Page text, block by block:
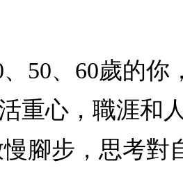
50、60歲的
重心，職涯和
腳步，思考